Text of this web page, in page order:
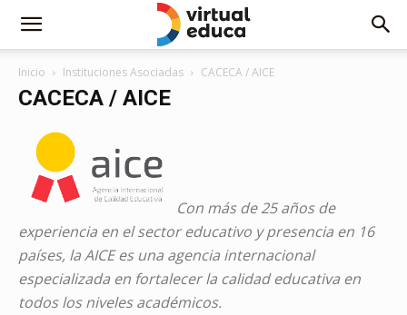
Inicio Instituciones Asociadas CACECA / AICE
CACECA / AICE
Con más de 25 años de
experiencia en el sector educativo y presencia en 16
países, la AICE es una agencia internacional
especializada en fortalecer la calidad educativa en
todos los niveles académicos.